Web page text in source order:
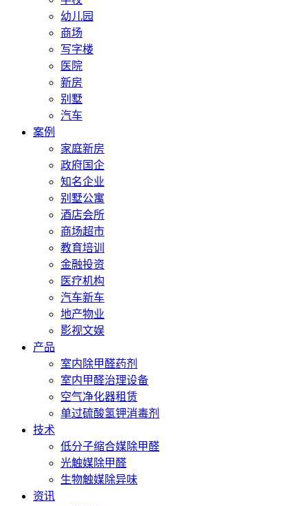
幼儿园
商场
写字楼
医院
新房
别墅
汽车
案例
家庭新房
政府国企
知名企业
别墅公寓
酒店会所
商场超市
教育培训
金融投资
医疗机构
汽车新车
地产物业
影视文娱
产品
室内除甲醛药剂
室内甲醛治理设备
空气净化器租赁
单过硫酸氢钾消毒剂
技术
低分子缩合媒除甲醛
光触媒除甲醛
生物触媒除异味
资讯